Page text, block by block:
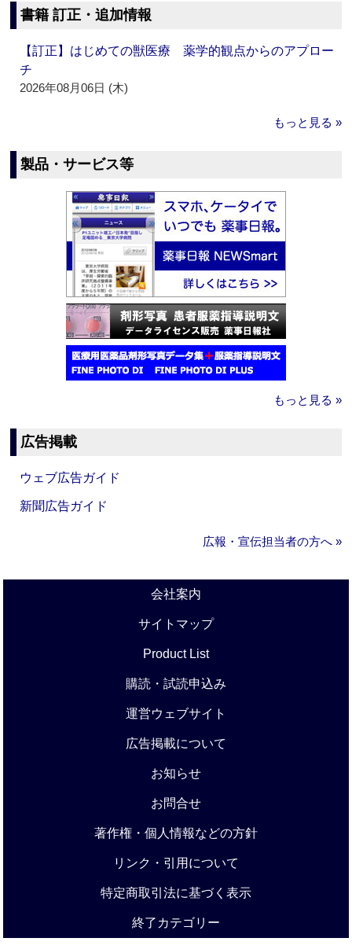
書籍 訂正・追加情報
【訂正】はじめての獣医療 薬学的観点からのアプロー
チ
2026年08月06日 (木)
もっと見る »
製品・サービス等
もっと見る »
広告掲載
ウェブ広告ガイド
新聞広告ガイド
広報・宣伝担当者の方へ »
会社案内
サイトマップ
Product List
購読・試読申込み
運営ウェブサイト
広告掲載について
お知らせ
お問合せ
著作権・個人情報などの方針
リンク・引用について
特定商取引法に基づく表示
終了カテゴリー